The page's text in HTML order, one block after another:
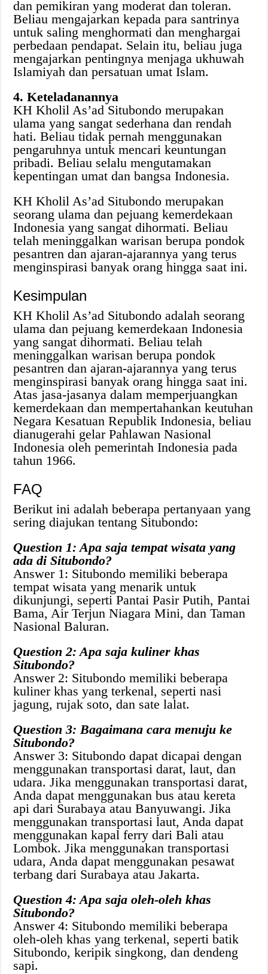
dan pemikiran yang moderat dan toleran.
Beliau mengajarkan kepada para santrinya
untuk saling menghormati dan menghargai
perbedaan pendapat. Selain itu, beliau juga
mengajarkan pentingnya menjaga ukhuwah
Islamiyah dan persatuan umat Islam.
4. Keteladanannya
KH Kholil As’ad Situbondo merupakan
ulama yang sangat sederhana dan rendah
hati. Beliau tidak pernah menggunakan
pengaruhnya untuk mencari keuntungan
pribadi. Beliau selalu mengutamakan
kepentingan umat dan bangsa Indonesia.
KH Kholil As’ad Situbondo merupakan
seorang ulama dan pejuang kemerdekaan
Indonesia yang sangat dihormati. Beliau
telah meninggalkan warisan berupa pondok
pesantren dan ajaran-ajarannya yang terus
menginspirasi banyak orang hingga saat ini.
Kesimpulan
KH Kholil As’ad Situbondo adalah seorang
ulama dan pejuang kemerdekaan Indonesia
yang sangat dihormati. Beliau telah
meninggalkan warisan berupa pondok
pesantren dan ajaran-ajarannya yang terus
menginspirasi banyak orang hingga saat ini.
Atas jasa-jasanya dalam memperjuangkan
kemerdekaan dan mempertahankan keutuhan
Negara Kesatuan Republik Indonesia, beliau
dianugerahi gelar Pahlawan Nasional
Indonesia oleh pemerintah Indonesia pada
tahun 1966.
FAQ
Berikut ini adalah beberapa pertanyaan yang
sering diajukan tentang Situbondo:
Question 1: Apa saja tempat wisata yang
ada di Situbondo?
Answer 1: Situbondo memiliki beberapa
tempat wisata yang menarik untuk
dikunjungi, seperti Pantai Pasir Putih, Pantai
Bama, Air Terjun Niagara Mini, dan Taman
Nasional Baluran.
Question 2: Apa saja kuliner khas
Situbondo?
Answer 2: Situbondo memiliki beberapa
kuliner khas yang terkenal, seperti nasi
jagung, rujak soto, dan sate lalat.
Question 3: Bagaimana cara menuju ke
Situbondo?
Answer 3: Situbondo dapat dicapai dengan
menggunakan transportasi darat, laut, dan
udara. Jika menggunakan transportasi darat,
Anda dapat menggunakan bus atau kereta
api dari Surabaya atau Banyuwangi. Jika
menggunakan transportasi laut, Anda dapat
menggunakan kapal ferry dari Bali atau
Lombok. Jika menggunakan transportasi
udara, Anda dapat menggunakan pesawat
terbang dari Surabaya atau Jakarta.
Question 4: Apa saja oleh-oleh khas
Situbondo?
Answer 4: Situbondo memiliki beberapa
oleh-oleh khas yang terkenal, seperti batik
Situbondo, keripik singkong, dan dendeng
sapi.